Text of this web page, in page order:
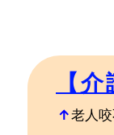
【
↑老人